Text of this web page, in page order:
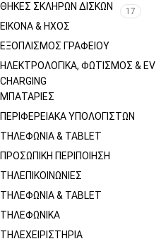
ΘΉΚΕΣ ΣΚΛΗΡΏΝ ΔΊΣΚΩΝ 17
ΕΙΚΌΝΑ & ΗΧΟΣ
ΕΞΟΠΛΙΣΜΌΣ ΓΡΑΦΕΊΟΥ
ΗΛΕΚΤΡΟΛΟΓΙΚΆ, ΦΩΤΙΣΜΌΣ & EV
CHARGING
ΜΠΑΤΑΡΊΕΣ
ΠΕΡΙΦΕΡΕΙΑΚΆ ΥΠΟΛΟΓΙΣΤΏΝ
ΤΗΛΕΦΩΝΊΑ & TABLET
ΠΡΟΣΩΠΙΚΉ ΠΕΡΙΠΟΊΗΣΗ
ΤΗΛΕΠΙΚΟΙΝΩΝΊΕΣ
ΤΗΛΕΦΩΝΊΑ & TABLET
ΤΗΛΕΦΩΝΙΚΑ
ΤΗΛΕΧΕΙΡΙΣΤΉΡΙΑ